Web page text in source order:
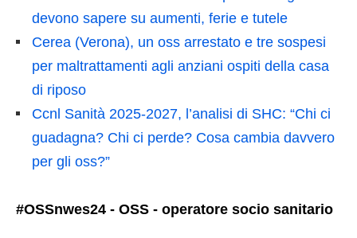
devono sapere su aumenti, ferie e tutele
Cerea (Verona), un oss arrestato e tre sospesi
per maltrattamenti agli anziani ospiti della casa
di riposo
Ccnl Sanità 2025-2027, l’analisi di SHC: “Chi ci
guadagna? Chi ci perde? Cosa cambia davvero
per gli oss?”
#OSSnwes24 - OSS - operatore socio sanitario